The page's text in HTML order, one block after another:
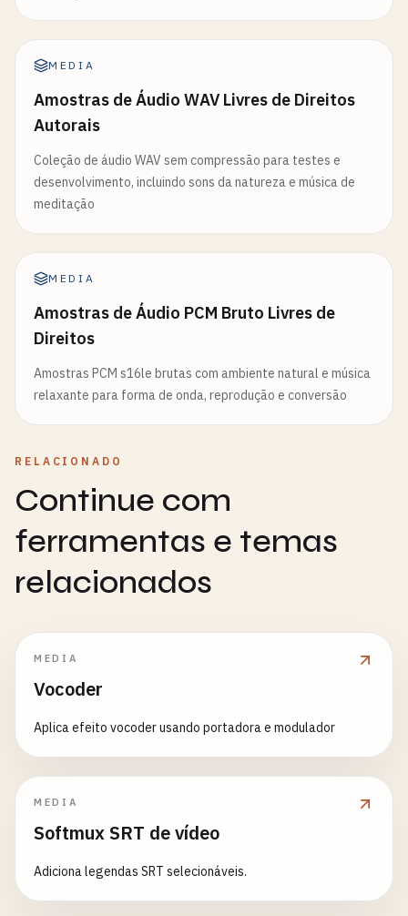
MEDIA
Amostras de Áudio WAV Livres de Direitos
Autorais
Coleção de áudio WAV sem compressão para testes e
desenvolvimento, incluindo sons da natureza e música de
meditação
MEDIA
Amostras de Áudio PCM Bruto Livres de
Direitos
Amostras PCM s16le brutas com ambiente natural e música
relaxante para forma de onda, reprodução e conversão
RELACIONADO
Continue com
ferramentas e temas
relacionados
MEDIA
Vocoder
Aplica efeito vocoder usando portadora e modulador
MEDIA
Softmux SRT de vídeo
Adiciona legendas SRT selecionáveis.